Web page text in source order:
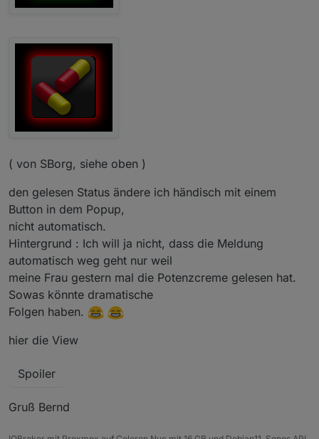
( von SBorg, siehe oben )
den gelesen Status ändere ich händisch mit einem
Button in dem Popup,
nicht automatisch.
Hintergrund : Ich will ja nicht, dass die Meldung
automatisch weg geht nur weil
meine Frau gestern mal die Potenzcreme gelesen hat.
Sowas könnte dramatische
Folgen haben.
hier die View
Spoiler
Gruß Bernd